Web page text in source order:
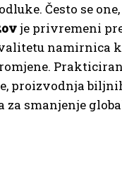
Često se
je privremeni
namirnica
proizvodnja
smanjenje